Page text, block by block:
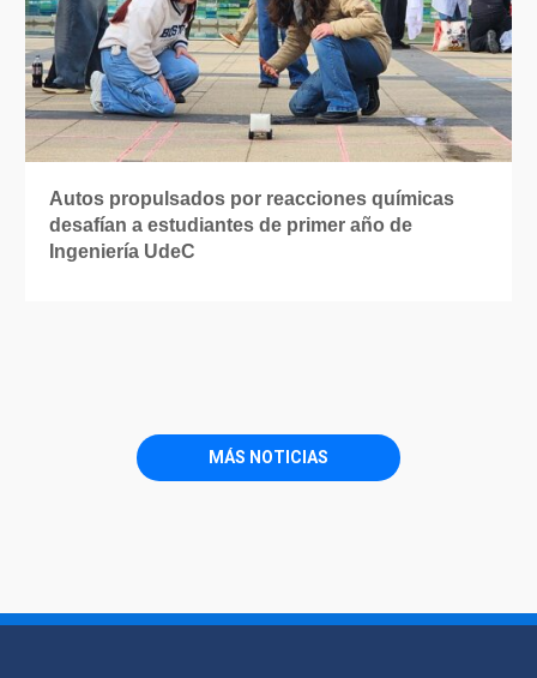
Autos propulsados por reacciones químicas
desafían a estudiantes de primer año de
Ingeniería UdeC
MÁS NOTICIAS